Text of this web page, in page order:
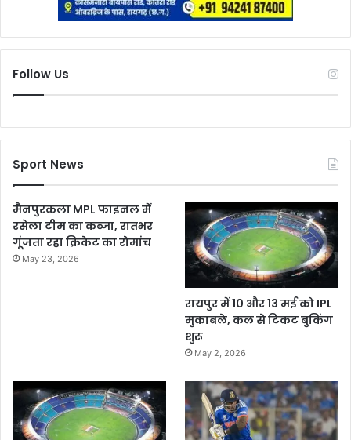
Follow Us
Sport News
मैनपुरकला MPL फाइनल में
रसेला टीम का कब्जा, रातभर
गूंजता रहा क्रिकेट का रोमांच
May 23, 2026
रायपुर में 10 और 13 मई को IPL
मुकाबले, कल से टिकट बुकिंग
शुरू
May 2, 2026